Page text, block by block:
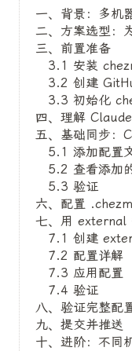
一、背景：多机
二、方案选型：
三、前置准备
3.1 安装
3.2 创建
3.3 初始化
四、理解
五、基础同步：
5.1 添加配置
5.2 查看添加
5.3 验证
六、配置
七、用 external
7.1 创建
7.2 配置详解
7.3 应用配置
7.4 验证
八、验证完整配
九、提交并推送
十、进阶：不同